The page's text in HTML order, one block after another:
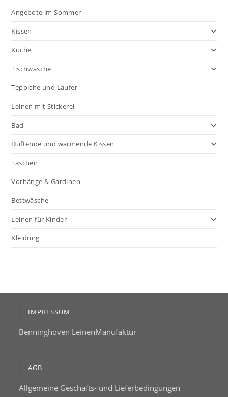
Angebote im Sommer
Kissen
Küche
Tischwäsche
Teppiche und Läufer
Leinen mit Stickerei
Bad
Duftende und wärmende Kissen
Taschen
Vorhänge & Gardinen
Bettwäsche
Leinen für Kinder
Kleidung
IMPRESSUM
Benninghoven LeinenManufaktur
AGB
Allgemeine Geschäfts- und Lieferbedingungen